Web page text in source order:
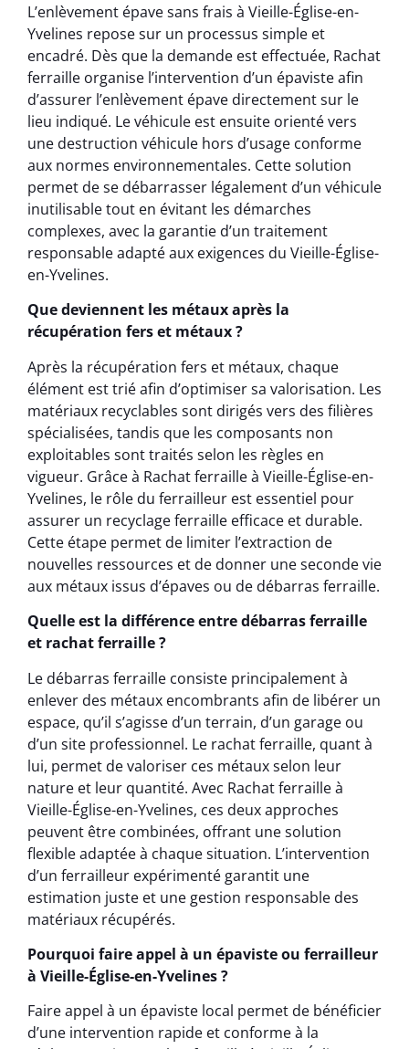
L’enlèvement épave sans frais à Vieille-Église-en-
Yvelines repose sur un processus simple et
encadré. Dès que la demande est effectuée, Rachat
ferraille organise l’intervention d’un épaviste afin
d’assurer l’enlèvement épave directement sur le
lieu indiqué. Le véhicule est ensuite orienté vers
une destruction véhicule hors d’usage conforme
aux normes environnementales. Cette solution
permet de se débarrasser légalement d’un véhicule
inutilisable tout en évitant les démarches
complexes, avec la garantie d’un traitement
responsable adapté aux exigences du Vieille-Église-
en-Yvelines.
Que deviennent les métaux après la
récupération fers et métaux ?
Après la récupération fers et métaux, chaque
élément est trié afin d’optimiser sa valorisation. Les
matériaux recyclables sont dirigés vers des filières
spécialisées, tandis que les composants non
exploitables sont traités selon les règles en
vigueur. Grâce à Rachat ferraille à Vieille-Église-en-
Yvelines, le rôle du ferrailleur est essentiel pour
assurer un recyclage ferraille efficace et durable.
Cette étape permet de limiter l’extraction de
nouvelles ressources et de donner une seconde vie
aux métaux issus d’épaves ou de débarras ferraille.
Quelle est la différence entre débarras ferraille
et rachat ferraille ?
Le débarras ferraille consiste principalement à
enlever des métaux encombrants afin de libérer un
espace, qu’il s’agisse d’un terrain, d’un garage ou
d’un site professionnel. Le rachat ferraille, quant à
lui, permet de valoriser ces métaux selon leur
nature et leur quantité. Avec Rachat ferraille à
Vieille-Église-en-Yvelines, ces deux approches
peuvent être combinées, offrant une solution
flexible adaptée à chaque situation. L’intervention
d’un ferrailleur expérimenté garantit une
estimation juste et une gestion responsable des
matériaux récupérés.
Pourquoi faire appel à un épaviste ou ferrailleur
à Vieille-Église-en-Yvelines ?
Faire appel à un épaviste local permet de bénéficier
d’une intervention rapide et conforme à la